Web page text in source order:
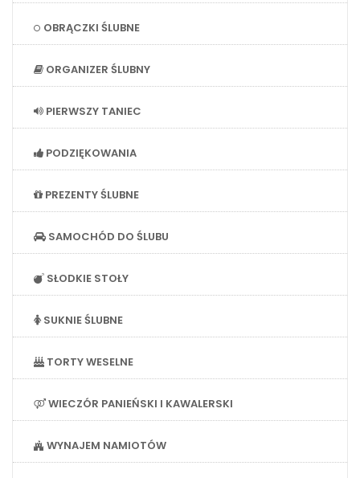
OBRĄCZKI ŚLUBNE
ORGANIZER ŚLUBNY
PIERWSZY TANIEC
PODZIĘKOWANIA
PREZENTY ŚLUBNE
SAMOCHÓD DO ŚLUBU
SŁODKIE STOŁY
SUKNIE ŚLUBNE
TORTY WESELNE
WIECZÓR PANIEŃSKI I KAWALERSKI
WYNAJEM NAMIOTÓW